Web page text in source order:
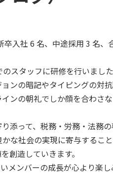
入社 6 名、中途採用 3 名
スタッフに研修を行いま
ンの暗記やタイピングの対抗
ンの朝礼でしか顔を合わさ
添って、税務・労務・法務
な社会の実現に寄与すること
創造していきます。
メンバーの成長が心より楽し